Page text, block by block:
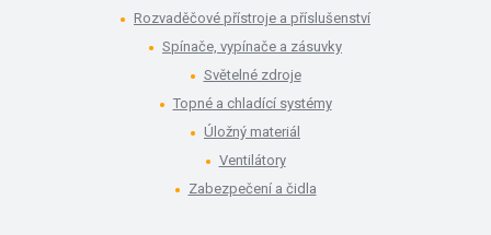
Rozvaděčové přístroje a příslušenství
Spínače, vypínače a zásuvky
Světelné zdroje
Topné a chladící systémy
Úložný materiál
Ventilátory
Zabezpečení a čidla